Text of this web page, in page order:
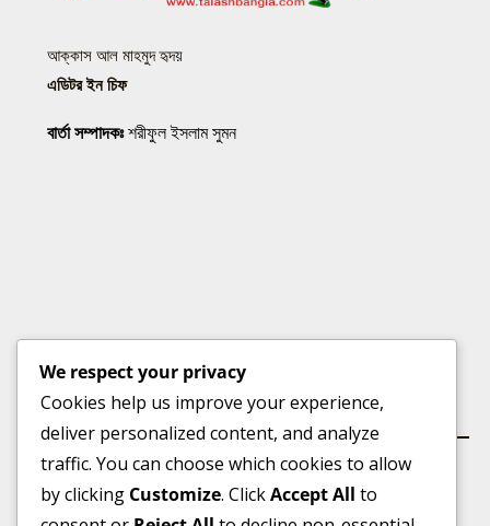
আক্কাস আল মাহমুদ হৃদয়
এডিটর ইন চিফ
বার্তা সম্পাদকঃশরীফুল ইসলাম সুমন
কার্যালয়
We respect your privacy
Cookies help us improve your experience,
deliver personalized content, and analyze
traffic. You can choose which cookies to allow
by clicking Customize. ClickAccept All to